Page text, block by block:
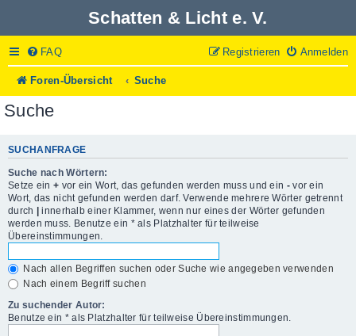
Schatten & Licht e. V.
FAQ Anmelden
Registrieren
Foren-Übersicht Suche
Suche
SUCHANFRAGE
Suche nach Wörtern:
Setze ein + vor ein Wort, das gefunden werden muss und ein -vor ein
Wort, das nicht gefunden werden darf. Verwende mehrere Wörter getrennt
durch | innerhalb einer Klammer, wenn nur eines der Wörter gefunden
werden muss. Benutze ein * als Platzhalter für teilweise
Übereinstimmungen.
Nach allen Begriffen suchen oder Suche wie angegeben verwenden
Nach einem Begriff suchen
Zu suchender Autor:
Benutze ein * als Platzhalter für teilweise Übereinstimmungen.